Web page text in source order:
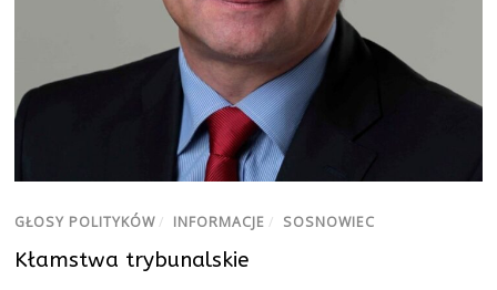
GŁOSY POLITYKÓW / INFORMACJE / SOSNOWIEC
Kłamstwa trybunalskie